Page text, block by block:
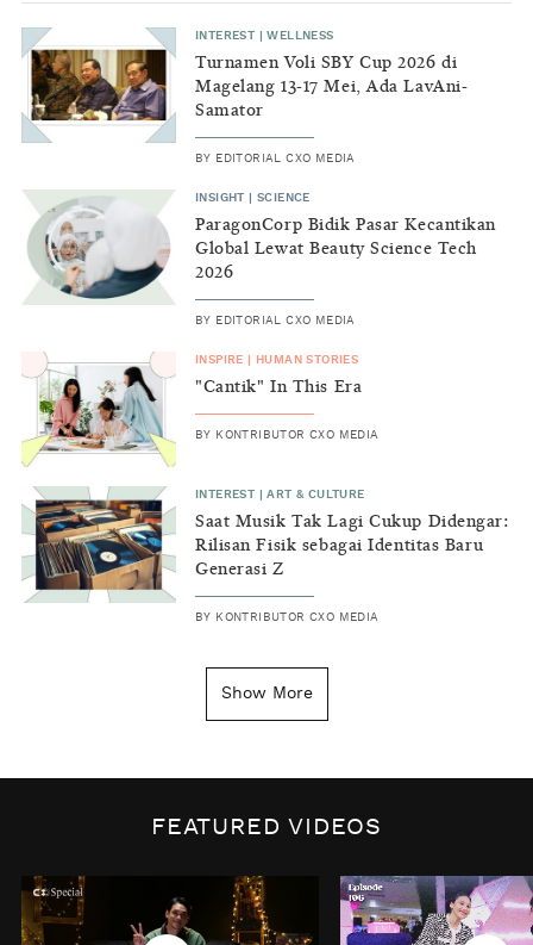
INTEREST |WELLNESS
Turnamen Voli SBY Cup 2026 di
Magelang 13-17 Mei, Ada LavAni-
Samator
BY EDITORIAL CXO MEDIA
INSIGHT |SCIENCE
ParagonCorp Bidik Pasar Kecantikan
Global Lewat Beauty Science Tech
2026
BY EDITORIAL CXO MEDIA
INSPIRE HUMAN STORIES
"Cantik" In This Era
BY KONTRIBUTOR CXO MEDIA
INTEREST |ART & CULTURE
Saat Musik Tak Lagi Cukup Didengar:
Rilisan Fisik sebagai Identitas Baru
Generasi Z
BY KONTRIBUTOR CXO MEDIA
Kenapa Tahun Baru Ditandai pada
Biaya Tersembunyi dari Insecurity
KONTRIBUTOR CXO MEDIA
INTEREST|HOME
Show More
FEATURED VIDEOS